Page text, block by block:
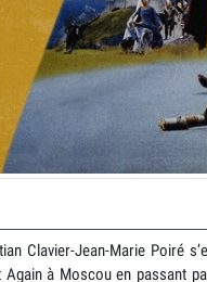
Clavier-Jean-Marie Poiré
à Moscou en passant